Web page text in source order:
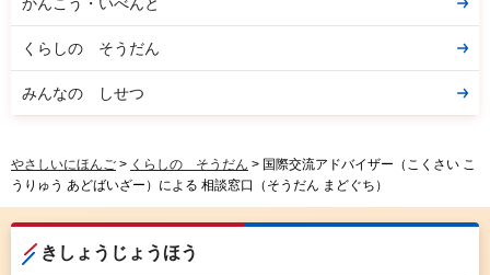
かんこう・いべんと
くらしの そうだん
みんなの しせつ
やさしいにほんご > くらしの そうだん > 国際交流アドバイザー（こくさい こ
うりゅう あどばいざー）による 相談窓口（そうだん まどぐち）
きしょうじょうほう